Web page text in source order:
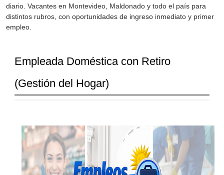
diario. Vacantes en Montevideo, Maldonado y todo el país para
distintos rubros, con oportunidades de ingreso inmediato y primer
empleo.
Empleada Doméstica con Retiro
(Gestión del Hogar)